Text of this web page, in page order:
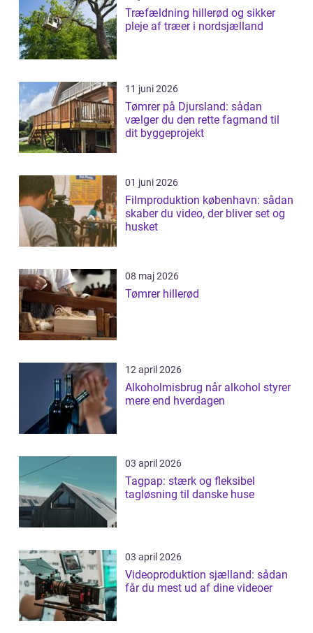
Træfældning hillerød og sikker
pleje af træer i nordsjælland
11 juni 2026
Tømrer på Djursland: sådan
vælger du den rette fagmand til
dit byggeprojekt
01 juni 2026
Filmproduktion københavn: sådan
skaber du video, der bliver set og
husket
08 maj 2026
Tømrer hillerød
12 april 2026
Alkoholmisbrug når alkohol styrer
mere end hverdagen
03 april 2026
Tagpap: stærk og fleksibel
tagløsning til danske huse
03 april 2026
Videoproduktion sjælland: sådan
får du mest ud af dine videoer